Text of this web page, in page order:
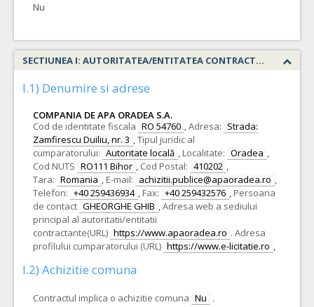
Nu
SECTIUNEA I: AUTORITATEA/ENTITATEA CONTRACTANTA
I.1) Denumire si adrese
COMPANIA DE APA ORADEA S.A.
Cod de identitate fiscala RO 54760 ,Adresa: Strada:
Zamfirescu Duiliu, nr. 3 ,Tipul juridic al
cumparatorului: Autoritate locală , Localitate: Oradea ,
Cod NUTS RO111 Bihor , Cod Postal: 410202 ,
Tara: Romania , E-mail: achizitii.publice@apaoradea.ro ,
Telefon: +40 259436934 , Fax: +40 259432576 , Persoana
de contact GHEORGHE GHIB ,Adresa web a sediului
principal al autoritatii/entitatii
contractante(URL) https://www.apaoradea.ro . Adresa
profilului cumparatorului (URL) https://www.e-licitatie.ro ,
I.2) Achizitie comuna
Contractul implica o achizitie comuna Nu .